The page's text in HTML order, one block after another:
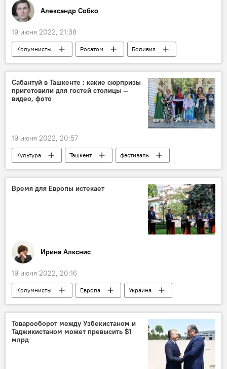
Александр Собко
19 июня 2022, 21:38
Колумнисты Росатом
Боливия
Добыча
Сабантуй в Ташкенте : какие сюрпризы
приготовили для гостей столицы —
видео, фото
19 июня 2022, 20:57
Культура Ташкент
фестиваль
праздник
мероприятие
Время для Европы истекает
Ирина Алкснис
19 июня 2022, 20:16
Колумнисты Европа
Украина
Владимир Зеленский
Эммануэль Макрон
Россия
Товарооборот между Узбекистаном и
Таджикистаном может превысить $1
млрд